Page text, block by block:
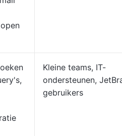
Kleine teams, IT-
ondersteunen,
gebruikers